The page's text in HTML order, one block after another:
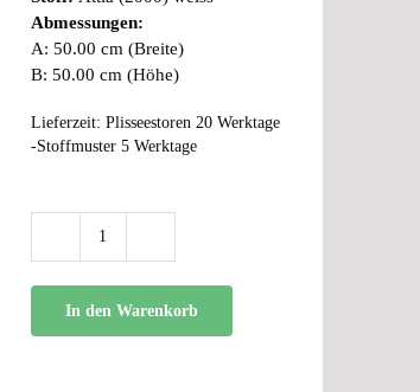
Abmessungen:
A: 50.00 cm (Breite)
B: 50.00 cm (Höhe)
Lieferzeit: Plisseestoren 20 Werktage
-Stoffmuster 5 Werktage
AB
In den Warenkorb